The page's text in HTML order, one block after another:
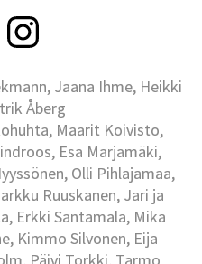
Jaana Ihme, Heikki
Åberg
Maarit Koivisto,
Esa Marjamäki,
Olli Pihlajamaa,
Ruuskanen, Jari ja
Erkki Santamala, Mika
Kimmo Silvonen, Eija